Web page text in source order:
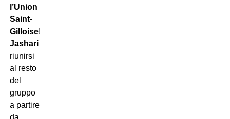
l’Union
Saint-
Gilloise!
Jasharidovrebbe
riunirsi
al resto
del
gruppo
a partire